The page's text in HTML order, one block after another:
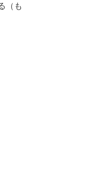
（も